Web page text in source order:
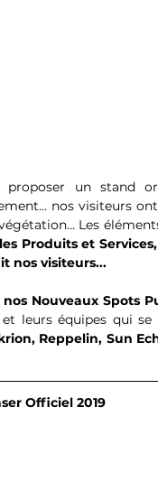
un stand
nos visiteurs
Les
Produits et
nos visiteurs...
Nouveaux Spots
leurs équipes qui
Reppelin, Sun
Officiel 2019